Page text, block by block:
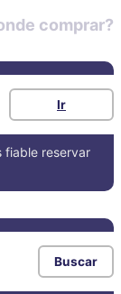
comprar?
Ir
fiable reservar
Buscar